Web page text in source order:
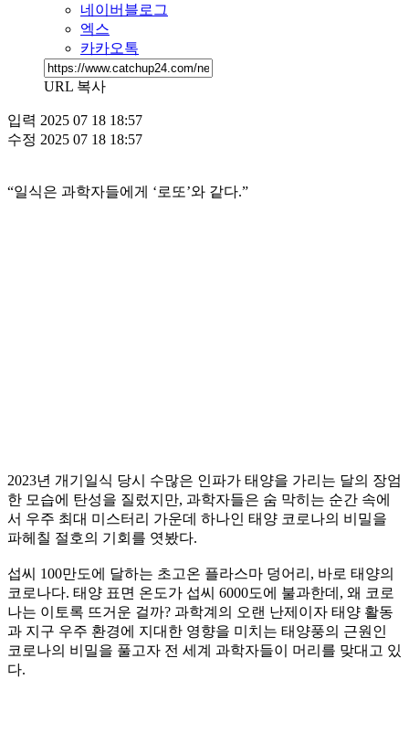
네이버블로그
엑스
카카오톡
URL 복사
입력 2025 07 18 18:57
수정 2025 07 18 18:57
“일식은 과학자들에게 ‘로또’와 같다.”
2023년 개기일식 당시 수많은 인파가 태양을 가리는 달의 장엄
한 모습에 탄성을 질렀지만, 과학자들은 숨 막히는 순간 속에
서 우주 최대 미스터리 가운데 하나인 태양 코로나의 비밀을
파헤칠 절호의 기회를 엿봤다.
섭씨 100만도에 달하는 초고온 플라스마 덩어리, 바로 태양의
코로나다. 태양 표면 온도가 섭씨 6000도에 불과한데, 왜 코로
나는 이토록 뜨거운 걸까? 과학계의 오랜 난제이자 태양 활동
과 지구 우주 환경에 지대한 영향을 미치는 태양풍의 근원인
코로나의 비밀을 풀고자 전 세계 과학자들이 머리를 맞대고 있
다.